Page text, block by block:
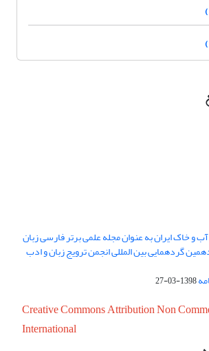
و خاک ایران به عنوان مجله علمی برتر فارسی زبان
در پانزدهمین گردهمایی بین المللی انجمن ترویج زبان و ادب
1398-03-27
Creative Commons Attribution Non
International